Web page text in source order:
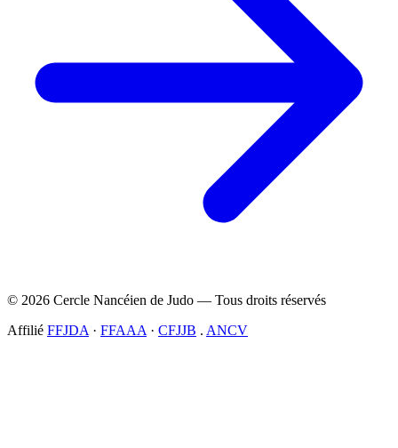
© 2026 Cercle Nancéien de Judo — Tous droits réservés
Affilié FFJDA · FFAAA · CFJJB . ANCV